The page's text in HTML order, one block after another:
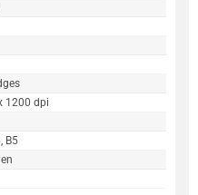
1200 dpi
B5